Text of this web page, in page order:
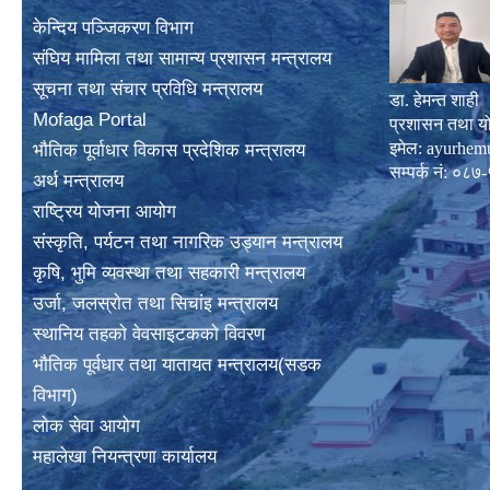
केन्दिय पञ्जिकरण विभाग
संघिय मामिला तथा सामान्य प्रशासन मन्त्रालय
सूचना तथा संचार प्रविधि मन्त्रालय
Mofaga Portal
भाैतिक पूर्वाधार विकास प्रदेशिक मन्त्रालय
अर्थ मन्त्रालय
राष्ट्रिय योजना आयोग
संस्कृति, पर्यटन तथा नागरिक उड्यान मन्त्रालय
कृषि, भुमि व्यवस्था तथा सहकारी मन्त्रालय
उर्जा, जलस्राेत तथा सिचांइ मन्त्रालय
स्थानिय तहकाे वेवसाइटककाे विवरण
भाैतिक पूर्वधार तथा यातायत मन्त्रालय(सडक
विभाग)
लाेक सेवा आयोग
महालेखा नियन्त्रणा कार्यालय
डा. हेमन्त शाही
प्रशासन तथा
इमेल:
सम्पर्क नं: